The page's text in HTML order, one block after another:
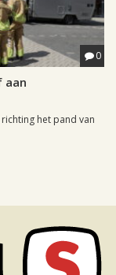
0
aan
het pand van